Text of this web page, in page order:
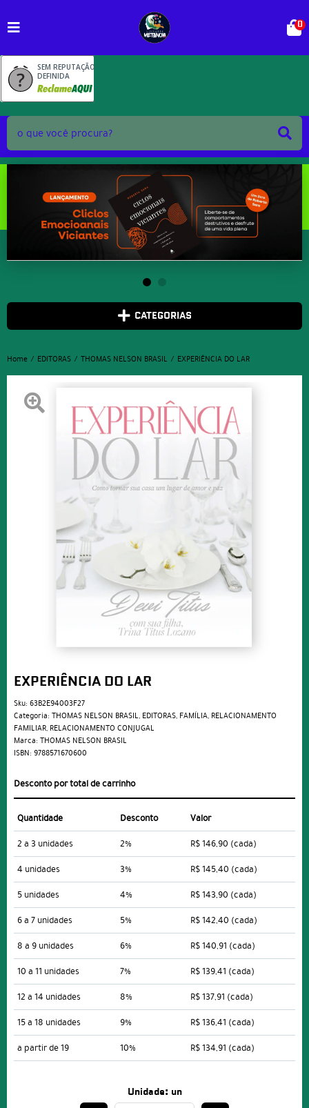
SEM REPUTAÇÃO
DEFINIDA
0
CATEGORIAS
Home EDITORAS THOMAS NELSON BRASIL EXPERIÊNCIA DO LAR
EXPERIÊNCIA DO LAR
Sku: 63B2E94003F27
Categoria: THOMAS NELSON BRASIL, EDITORAS, FAMÍLIA, RELACIONAMENTO
FAMILIAR, RELACIONAMENTO CONJUGAL
Marca: THOMAS NELSON BRASIL
ISBN: 9788571670600
Desconto por total de carrinho
Quantidade Desconto
Valor
2 a 3 unidades
2% R$ 146,90 (cada)
4 unidades
3% R$ 145,40 (cada)
5 unidades
4% R$ 143,90 (cada)
6 a 7 unidades
5% R$ 142,40 (cada)
8 a 9 unidades
6% R$ 140,91 (cada)
10 a 11 unidades
7% R$ 139,41 (cada)
12 a 14 unidades
8% R$ 137,91 (cada)
15 a 18 unidades
9% R$ 136,41 (cada)
a partir de 19
10% R$ 134,91 (cada)
Unidade: un